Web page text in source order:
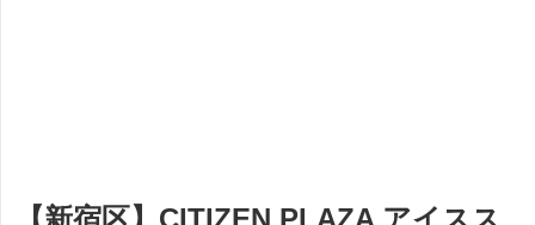
【新宿区】CITIZEN PLAZA アイスス